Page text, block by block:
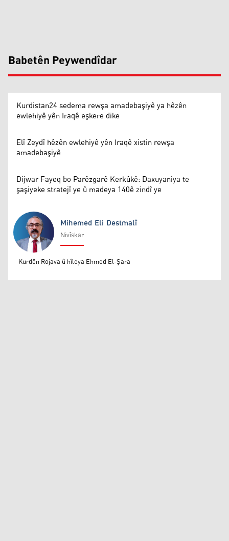
Babetên Peywendîdar
Kurdistan24 sedema rewşa amadebaşiyê ya hêzên
ewlehiyê yên Iraqê eşkere dike
Elî Zeydî hêzên ewlehiyê yên Iraqê xistin rewşa
amadebaşiyê
Dijwar Fayeq bo Parêzgarê Kerkûkê: Daxuyaniya te
şaşiyeke stratejî ye û madeya 140ê zindî ye
Mihemed Eli Destmalî
Mihemed Eli Destmalî
Nivîskar
Kurdên Rojava û hîleya Ehmed El-Şara